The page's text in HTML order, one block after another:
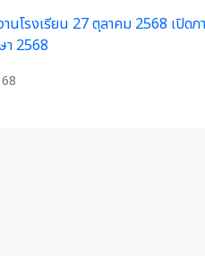
นโรงเรียน 27 ตุลาคม 2568 เปิดภ
2568